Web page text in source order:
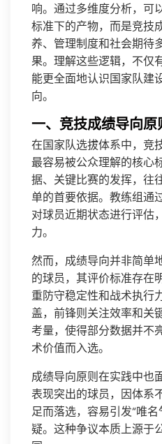
响。通过多维度分析，可
标准下的产物，而是竞技
养、管理制度和社会期待
果。理解这些逻辑，不仅
能更全面地认识国家队建
向。
一、竞技成绩导向原
在国家队选拔体系中，竞
最容易被公众理解的核心
据、关键比赛的发挥，往
单的首要依据。教练组通
对球员近期状态进行评估
力。
然而，成绩导向并非简单
的球员，其评价标准存在
重防守稳定性和战术执行
盖，前锋则关注效率和关
考量，使得部分数据并不
术价值而入选。
成绩导向原则在实践中也
表现突出的球员，因体系
足而落选，容易引发“唯名
疑。这种争议本质上源于